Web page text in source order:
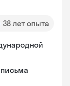
38 лет опыта